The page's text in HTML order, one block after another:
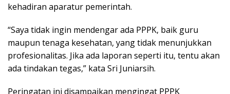
kehadiran aparatur pemerintah.
“Saya tidak ingin mendengar ada PPPK, baik guru
maupun tenaga kesehatan, yang tidak menunjukkan
profesionalitas. Jika ada laporan seperti itu, tentu akan
ada tindakan tegas,” kata Sri Juniarsih.
Peringatan ini disampaikan mengingat PPPK